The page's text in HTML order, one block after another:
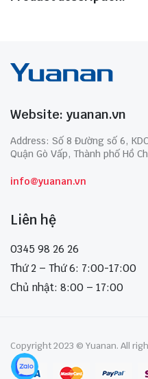
Website: yuanan.vn
Address: Số 8 Đường số 6,
Quận Gò Vấp, Thành phố Hồ
info@yuanan.vn
Liên hệ
0345 98 26 26
Thứ 2 – Thứ 6: 7:00-17:00
Chủ nhật: 8:00 – 17:00
Copyright 2023 © Yuanan. All